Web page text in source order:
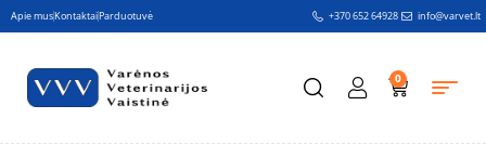
Apie musKontaktaiParduotuvė +370 652 64928 info@varvet.lt
0